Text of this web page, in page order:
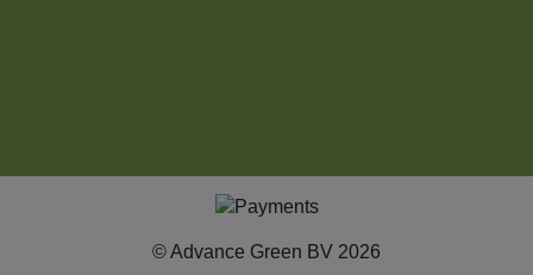
© Advance Green BV 2026